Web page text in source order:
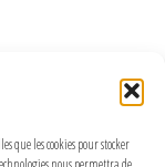
que les cookies pour stocker